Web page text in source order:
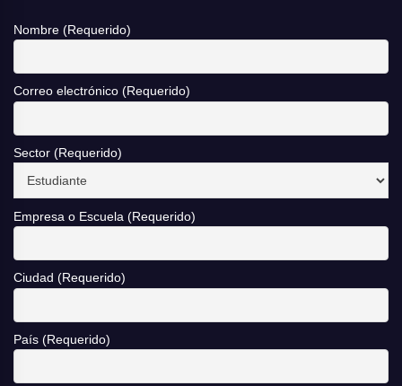
Nombre (Requerido)
Correo electrónico (Requerido)
Sector (Requerido)
Empresa o Escuela (Requerido)
Ciudad (Requerido)
País (Requerido)